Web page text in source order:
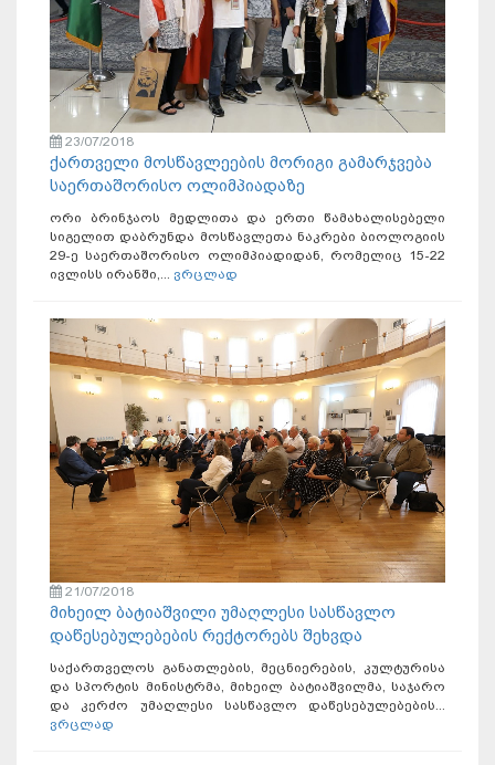
23/07/2018
ქართველი მოსწავლეების მორიგი გამარჯვება
საერთაშორისო ოლიმპიადაზე
ორი ბრინჯაოს მედლითა და ერთი წამახალისებელი
სიგელით დაბრუნდა მოსწავლეთა ნაკრები ბიოლოგიის
29-ე საერთაშორისო ოლიმპიადიდან, რომელიც 15-22
ივლისს ირანში,... ვრცლად
21/07/2018
მიხეილ ბატიაშვილი უმაღლესი სასწავლო
დაწესებულებების რექტორებს შეხვდა
საქართველოს განათლების, მეცნიერების, კულტურისა
და სპორტის მინისტრმა, მიხეილ ბატიაშვილმა, საჯარო
და კერძო უმაღლესი სასწავლო დაწესებულებების...
ვრცლად